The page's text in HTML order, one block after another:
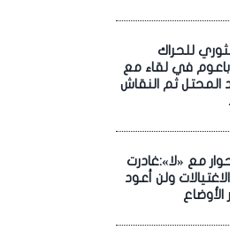
للحراك
في لقاء مع
المحتل ثم النقاش
مع «لا»:غادرت
ولن أعود
الأوضاع